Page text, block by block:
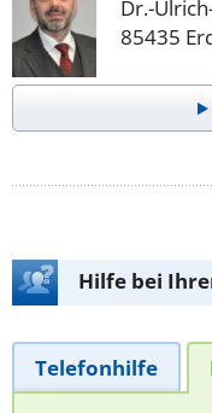
Dr.-
85435
Hilfe bei
Telefonhilfe